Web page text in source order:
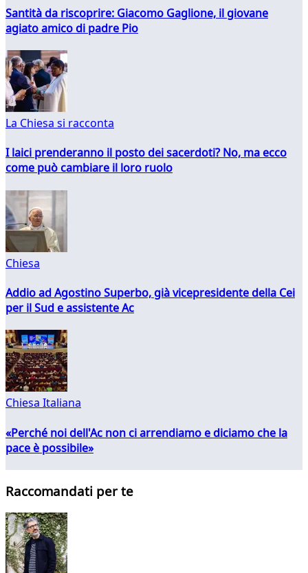
Santità da riscoprire: Giacomo Gaglione, il giovane
agiato amico di padre Pio
La Chiesa si racconta
I laici prenderanno il posto dei sacerdoti? No, ma ecco
come può cambiare il loro ruolo
Chiesa
Addio ad Agostino Superbo, già vicepresidente della Cei
per il Sud e assistente Ac
Chiesa Italiana
«Perché noi dell'Ac non ci arrendiamo e diciamo che la
pace è possibile»
Raccomandati per te